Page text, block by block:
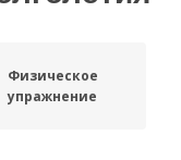
Физическое
упражнение